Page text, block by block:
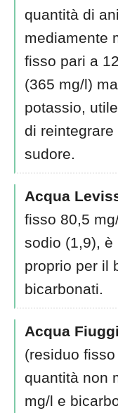
quantità di
mediamente
fisso pari a
(365 mg/l)
potassio,
di
sudore.
Acqua
fisso 80,5
sodio (1,9), è
proprio per il
bicarbonati.
Acqua Fiuggi
(residuo
quantità non
mg/l e